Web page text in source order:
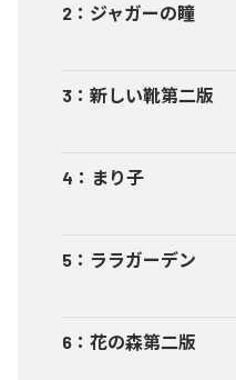
2 ： ジャガーの瞳
3 ： 新しい靴第二版
4 ： まり子
5 ： ララガーデン
6 ： 花の森第二版